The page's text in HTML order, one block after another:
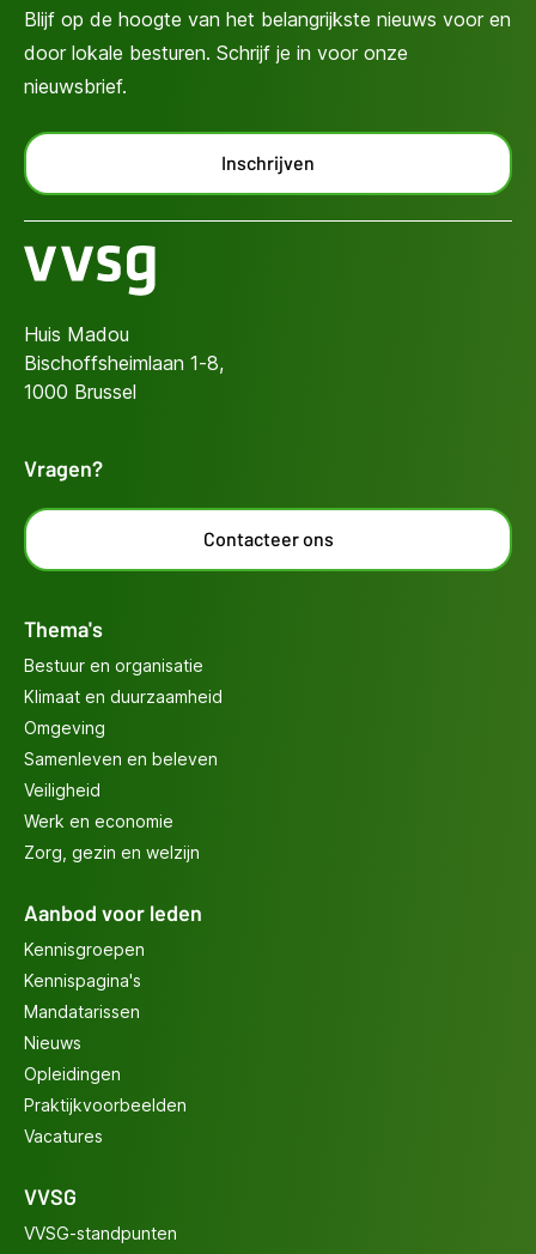
Blijf op de hoogte van het belangrijkste nieuws voor en
door lokale besturen. Schrijf je in voor onze
nieuwsbrief.
Inschrijven
Huis Madou
Bischoffsheimlaan 1-8,
1000 Brussel
Vragen?
Contacteer ons
Thema's
Bestuur en organisatie
Klimaat en duurzaamheid
Omgeving
Samenleven en beleven
Veiligheid
Werk en economie
Zorg, gezin en welzijn
Aanbod voor leden
Kennisgroepen
Kennispagina's
Mandatarissen
Nieuws
Opleidingen
Praktijkvoorbeelden
Vacatures
VVSG
VVSG-standpunten